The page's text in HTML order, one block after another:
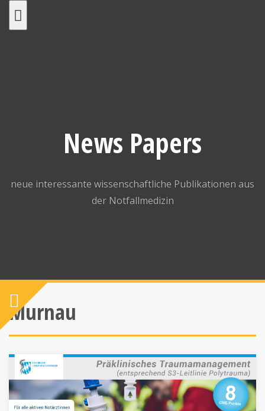
News Papers
neue interessante wissenschaftliche Publikationen aus
der Notfallmedizin
Murnau